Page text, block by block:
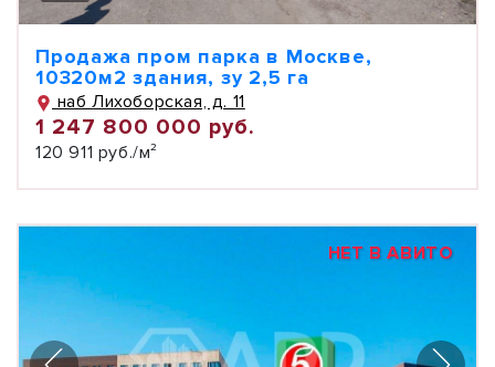
Продажа пром парка в Москве,
10320м2 здания, зу 2,5 га
наб Лихоборская, д. 11
1 247 800 000 руб.
120 911 руб./м²
НЕТ В АВИТО